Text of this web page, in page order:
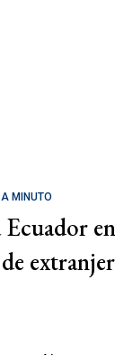
MINUTO